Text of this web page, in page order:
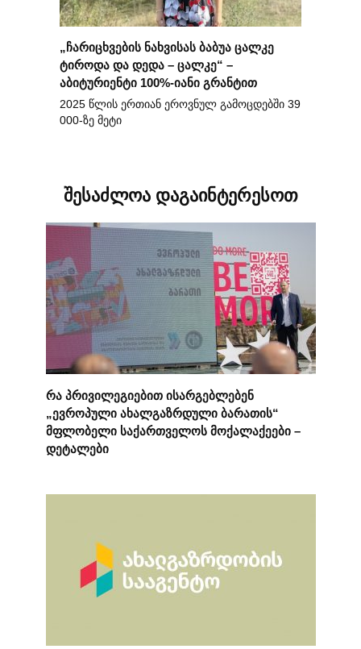
„ჩარიცხვების ნახვისას ბაბუა ცალკე
ტიროდა და დედა – ცალკე“ –
აბიტურიენტი 100%-იანი გრანტით
2025 წლის ერთიან ეროვნულ გამოცდებში 39
000-ზე მეტი
შესაძლოა დაგაინტერესოთ
რა პრივილეგიებით ისარგებლებენ
„ევროპული ახალგაზრდული ბარათის“
მფლობელი საქართველოს მოქალაქეები –
დეტალები